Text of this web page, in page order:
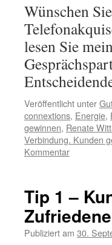
Wünschen
lesen Sie
Veröffentlicht unter
connextions, Energie,
gewinnen, Renate
Verbindung. Kunden
Kommentar
Tip 1 –
Publiziert am 30.